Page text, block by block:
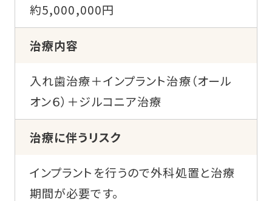
約5,000,000円
治療内容
入れ歯治療＋インプラント治療（オール
オン６）＋ジルコニア治療
治療に伴うリスク
インプラントを行うので外科処置と治療
期間が必要です。